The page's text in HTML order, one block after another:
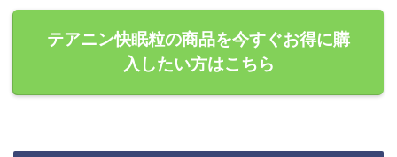
テアニン快眠粒の商品を今すぐお得に購
入したい方はこちら